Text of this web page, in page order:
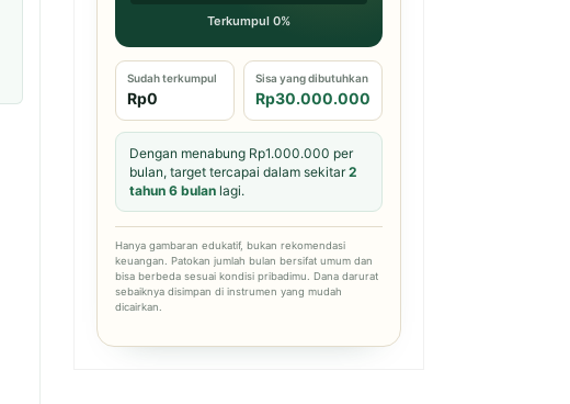
Terkumpul 0%
Sudah terkumpul
Rp0
Sisa yang dibutuhkan
Rp30.000.000
Dengan menabung Rp1.000.000 per
bulan, target tercapai dalam sekitar2
tahun 6 bulan lagi.
Hanya gambaran edukatif, bukan rekomendasi
keuangan. Patokan jumlah bulan bersifat umum dan
bisa berbeda sesuai kondisi pribadimu. Dana darurat
sebaiknya disimpan di instrumen yang mudah
dicairkan.